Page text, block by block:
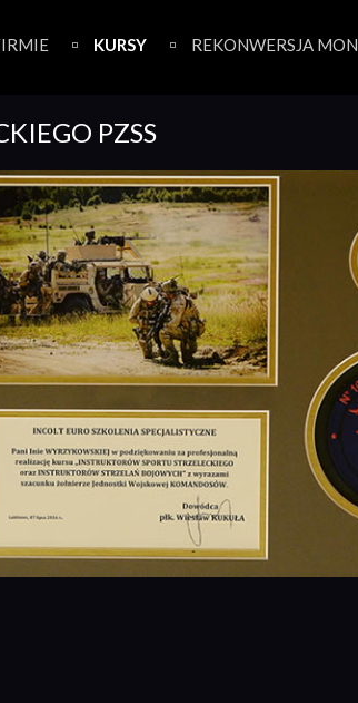
KURSY REKONWERSJA MON
PZSS